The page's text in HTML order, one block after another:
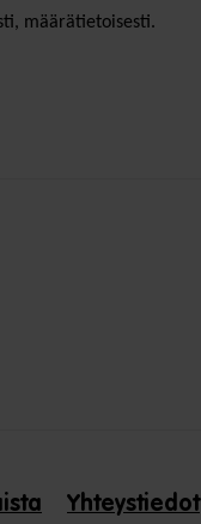
määrätietoisesti.
Yhteystiedot